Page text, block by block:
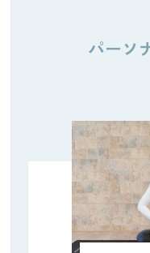
パーソ